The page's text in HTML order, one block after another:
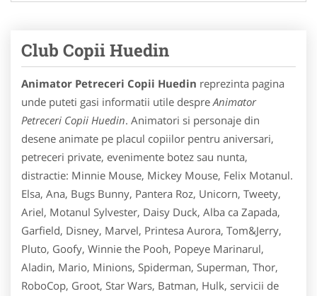
Club Copii Huedin
Animator Petreceri Copii Huedin reprezinta pagina
unde puteti gasi informatii utile despre Animator
Petreceri Copii Huedin. Animatori si personaje din
desene animate pe placul copiilor pentru aniversari,
petreceri private, evenimente botez sau nunta,
distractie: Minnie Mouse, Mickey Mouse, Felix Motanul.
Elsa, Ana, Bugs Bunny, Pantera Roz, Unicorn, Tweety,
Ariel, Motanul Sylvester, Daisy Duck, Alba ca Zapada,
Garfield, Disney, Marvel, Printesa Aurora, Tom&Jerry,
Pluto, Goofy, Winnie the Pooh, Popeye Marinarul,
Aladin, Mario, Minions, Spiderman, Superman, Thor,
RoboCop, Groot, Star Wars, Batman, Hulk, servicii de